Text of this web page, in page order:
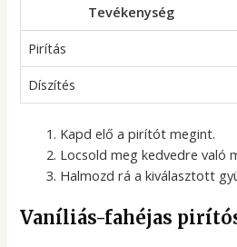
Tevékenység
Pirítás
Díszítés
Kapd elő a pirítót megint.
Locsold meg kedvedre való
Halmozd rá a kiválasztott
Vaníliás-fahéjas